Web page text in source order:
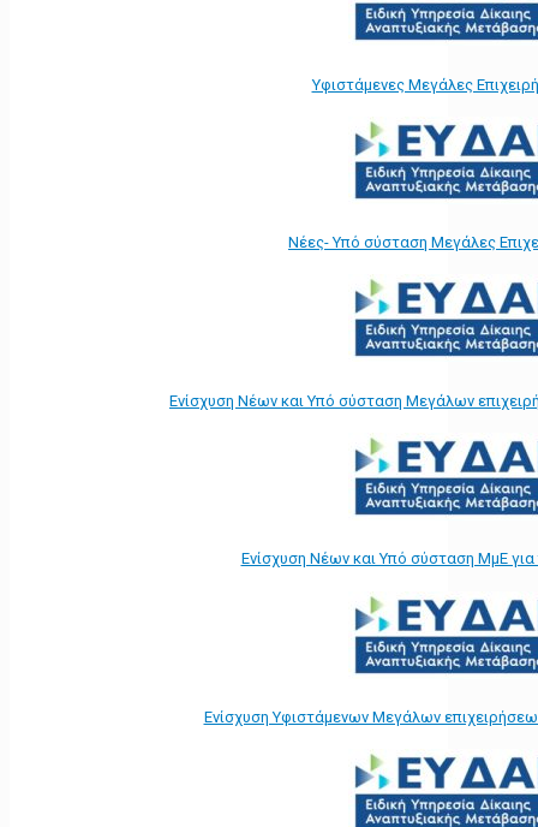
Υφιστάμενες Μεγάλες
Νέες- Υπό σύσταση Μεγάλες
Ενίσχυση Νέων και Υπό σύσταση Μεγάλων
Ενίσχυση Νέων και Υπό σύσταση ΜμΕ
Ενίσχυση Υφιστάμενων Μεγάλων